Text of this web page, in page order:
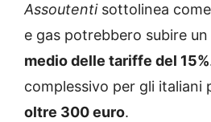
Assoutentisottolinea
e gas potrebbero subire un
medio delle tariffe del 15%
complessivo per gli italiani
oltre 300 euro.